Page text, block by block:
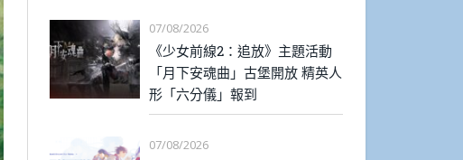
07/08/2026
《少女前線2：追放》主題活動
「月下安魂曲」古堡開放 精英人
形「六分儀」報到
07/08/2026